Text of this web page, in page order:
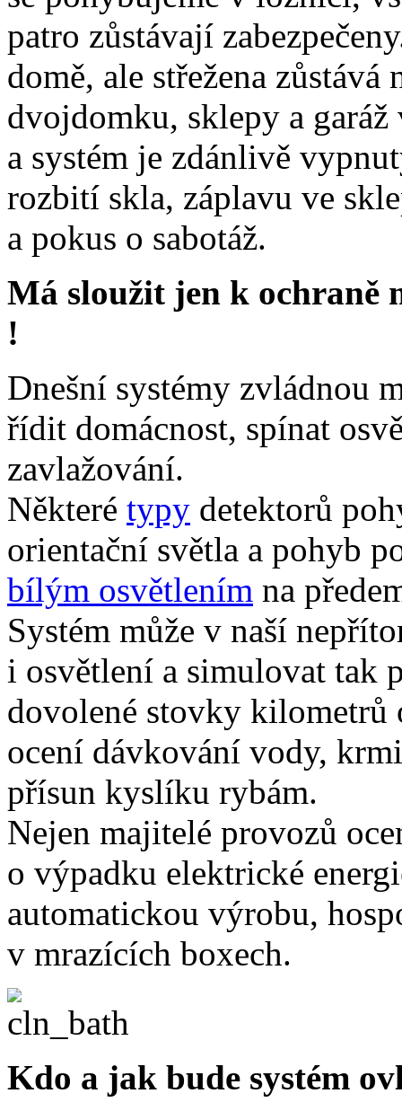
patro zůstávají
domě, ale střežena
dvojdomku, sklepy a
a systém je zdánlivě
rozbití skla, záplavu ve
a pokus o sabotáž.
Má sloužit jen k ochraně
!
Dnešní systémy zvládnou
řídit domácnost, spínat
zavlažování.
Některé typy detektorů
orientační světla a pohyb
bílým osvětlením na
Systém může v naší
i osvětlení a simulovat tak
dovolené stovky kilometrů
ocení dávkování vody,
přísun kyslíku rybám.
Nejen majitelé provozů
o výpadku elektrické
automatickou výrobu,
v mrazících boxech.
Kdo a jak bude systém